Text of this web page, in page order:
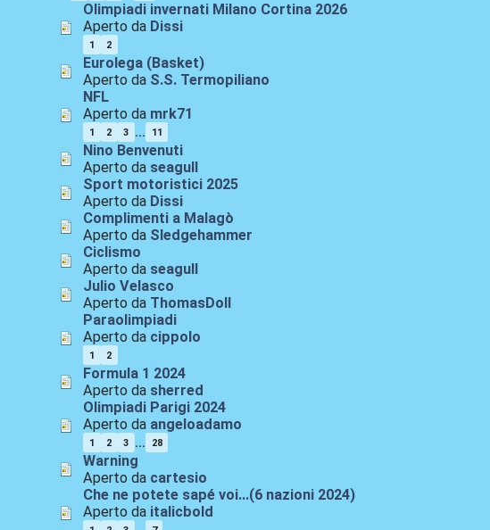
Olimpiadi invernati Milano Cortina 2026
Aperto da Dissi
1 2
Eurolega (Basket)
Aperto da S.S. Termopiliano
NFL
Aperto da mrk71
1 2 3 ... 11
Nino Benvenuti
Aperto da seagull
Sport motoristici 2025
Aperto da Dissi
Complimenti a Malagò
Aperto da Sledgehammer
Ciclismo
Aperto da seagull
Julio Velasco
Aperto da ThomasDoll
Paraolimpiadi
Aperto da cippolo
1 2
Formula 1 2024
Aperto da sherred
Olimpiadi Parigi 2024
Aperto da angeloadamo
1 2 3 ... 28
Warning
Aperto da cartesio
Che ne potete sapé voi...(6 nazioni 2024)
Aperto da italicbold